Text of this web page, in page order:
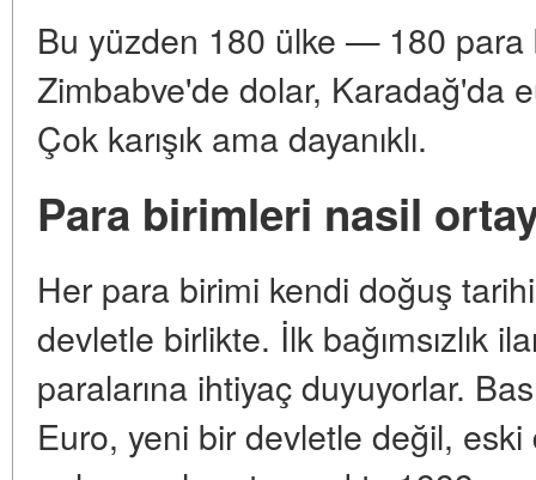
Bu yüzden 180 ülke — 180 para
Zimbabve'de dolar, Karadağ'da
Çok karışık ama dayanıklı.
Para birimleri nasil
Her para birimi kendi doğuş
devletle birlikte. İlk bağımsızlık
paralarına ihtiyaç duyuyorlar.
Euro, yeni bir devletle değil, eski